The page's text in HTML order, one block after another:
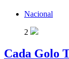
Nacional
2
Cada Golo